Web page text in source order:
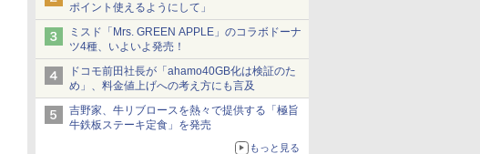
ポイント使えるようにして」
ミスド「Mrs. GREEN APPLE」のコラボドーナ
ツ4種、いよいよ発売！
ドコモ前田社長が「ahamo40GB化は検証のた
め」、料金値上げへの考え方にも言及
吉野家、牛リブロースを熱々で提供する「極旨
牛鉄板ステーキ定食」を発売
もっと見る